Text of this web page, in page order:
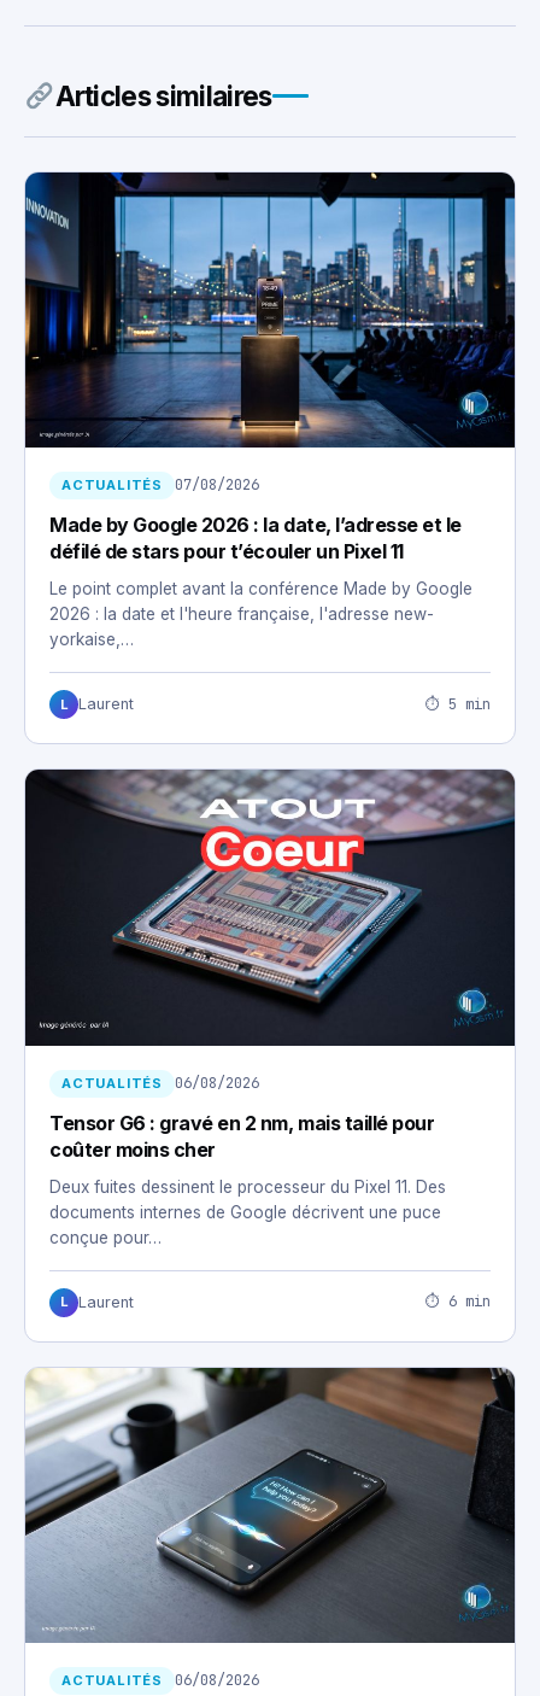
Articles similaires
ACTUALITÉS 07/08/2026
Made by Google 2026 : la date, l’adresse et le
défilé de stars pour t’écouler un Pixel 11
Le point complet avant la conférence Made by Google
2026 : la date et l'heure française, l'adresse new-
yorkaise,…
L Laurent ⏱ 5 min
ACTUALITÉS 06/08/2026
Tensor G6 : gravé en 2 nm, mais taillé pour
coûter moins cher
Deux fuites dessinent le processeur du Pixel 11. Des
documents internes de Google décrivent une puce
conçue pour…
L Laurent ⏱ 6 min
ACTUALITÉS 06/08/2026